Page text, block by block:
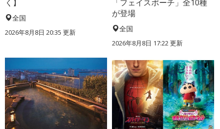
く】
全国
2026年8月8日 20:35 更新
「フェイスポーチ」全10種
が登場
全国
2026年8月8日 17:22更新